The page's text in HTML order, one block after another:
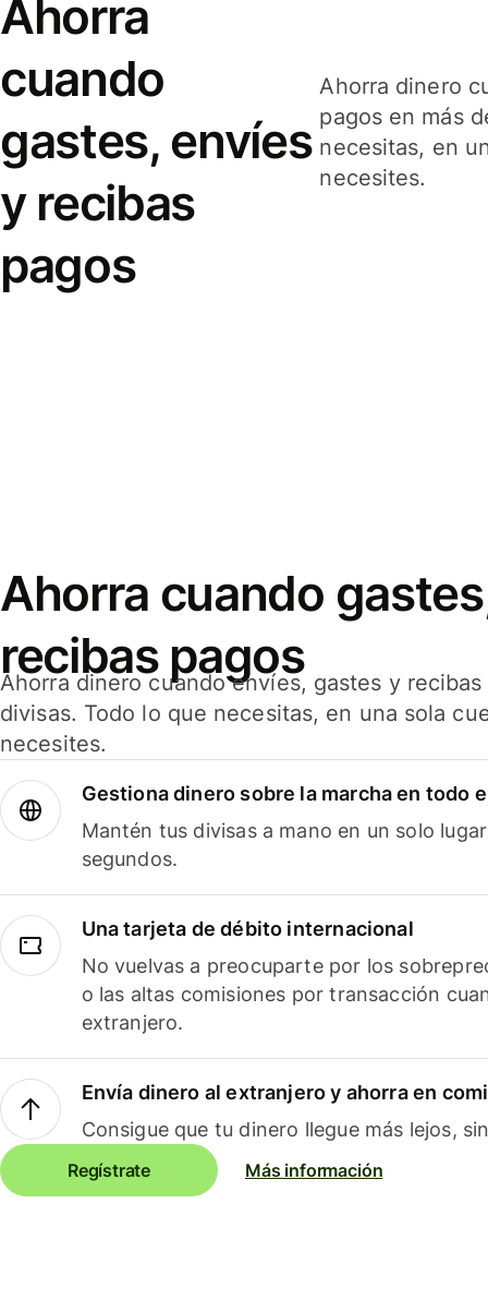
Ahorra
cuando
gastes, envíes
y recibas
pagos
Ahorra dinero
pagos en más
necesitas, en
necesites.
Ahorra cuando
recibas pagos
Ahorra dinero cuando envíes, gastes y
divisas. Todo lo que necesitas, en una sola
necesites.
Gestiona dinero sobre la marcha en todo
Mantén tus divisas a mano en un solo
segundos.
Una tarjeta de débito internacional
No vuelvas a preocuparte por los
o las altas comisiones por transacción
extranjero.
Envía dinero al extranjero y ahorra en
Consigue que tu dinero llegue más lejos,
Regístrate Más información